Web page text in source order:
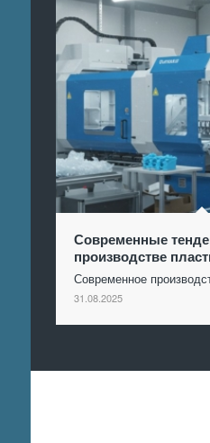
Современные
производстве
Современное
31.08.2025